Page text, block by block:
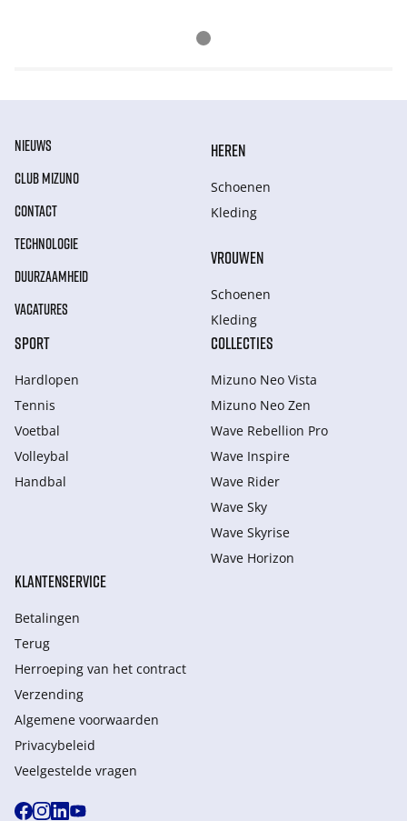
NIEUWS
CLUB MIZUNO
CONTACT
TECHNOLOGIE
DUURZAAMHEID
VACATURES
HEREN
Schoenen
Kleding
VROUWEN
Schoenen
Kleding
SPORT
Hardlopen
Tennis
Voetbal
Volleybal
Handbal
COLLECTIES
Mizuno Neo Vista
Mizuno Neo Zen
Wave Rebellion Pro
Wave Inspire
Wave Rider
Wave Sky
Wave Skyrise
Wave Horizon
KLANTENSERVICE
Betalingen
Terug
Herroeping van het contract
Verzending
Algemene voorwaarden
Privacybeleid
Veelgestelde vragen